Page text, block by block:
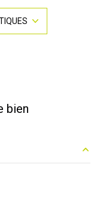
bien